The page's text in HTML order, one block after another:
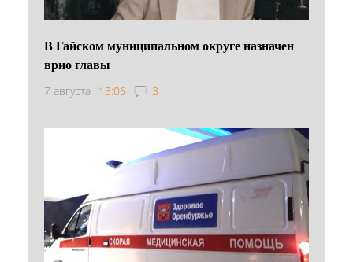
В Гайском муниципальном округе назначен
врио главы
7 августа 13:06 3